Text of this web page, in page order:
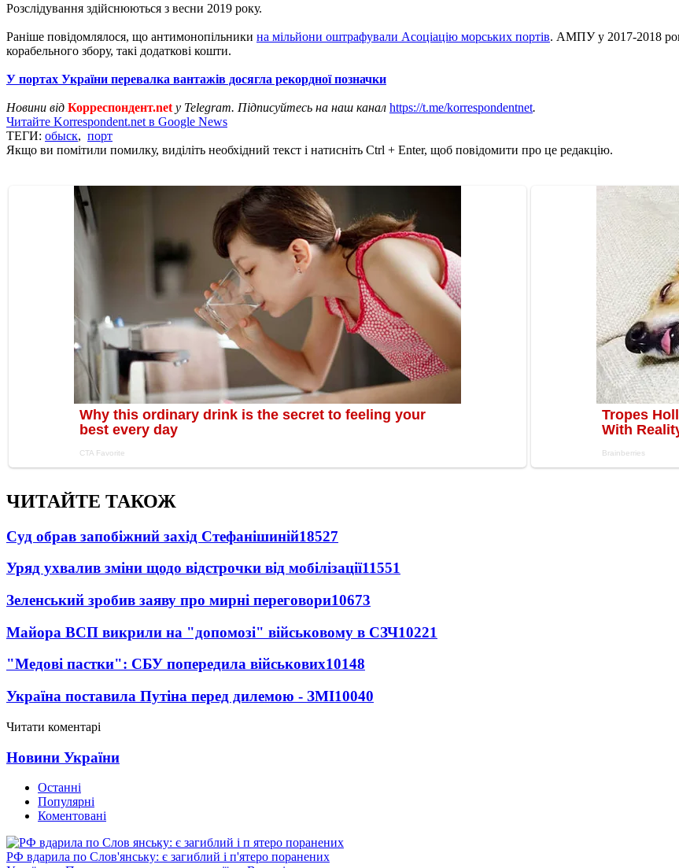
Розслідування здійснюються з весни 2019 року.
Раніше повідомлялося, що антимонопільники на мільйони оштрафували Асоціацію морських портів. АМПУ у 2017-2018
корабельного збору, такі додаткові кошти.
У портах України перевалка вантажів досягла рекордної позначки
Новини від Корреспондент.net у Telegram. Підписуйтесь на наш канал https://t.me/korrespondentnet.
Читайте Korrespondent.net в Google News
ТЕГИ: обыск, порт
Якщо ви помітили помилку, виділіть необхідний текст і натисніть Ctrl + Enter, щоб повідомити про це редакцію.
ЧИТАЙТЕ ТАКОЖ
Суд обрав запобіжний захід Стефанішиній18527
Уряд ухвалив зміни щодо відстрочки від мобілізації11551
Зеленський зробив заяву про мирні переговори10673
Майора ВСП викрили на "допомозі" військовому в СЗЧ10221
"Медові пастки": СБУ попередила військових10148
Україна поставила Путіна перед дилемою - ЗМІ10040
Читати коментарі
Новини України
Останні
Популярні
Коментовані
РФ вдарила по Слов'янську: є загиблий і п'ятеро поранених